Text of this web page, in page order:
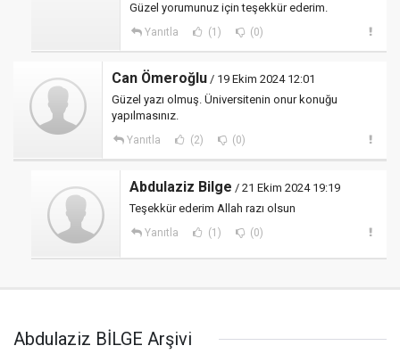
Güzel yorumunuz için teşekkür ederim.
Yanıtla (1) (0)
Can Ömeroğlu / 19 Ekim 2024 12:01
Güzel yazı olmuş. Üniversitenin onur konuğu
yapılmasınız.
Yanıtla (2) (0)
Abdulaziz Bilge / 21 Ekim 2024 19:19
Teşekkür ederim Allah razı olsun
Yanıtla (1) (0)
Abdulaziz BİLGE Arşivi